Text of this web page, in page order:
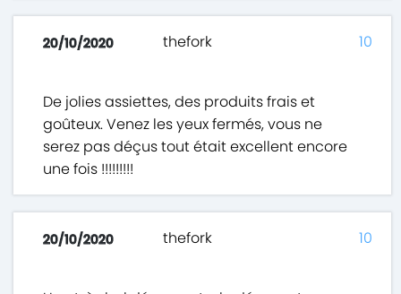
20/10/2020 thefork
De jolies assiettes, des produits frais et
goûteux. Venez les yeux fermés, vous ne
serez pas déçus tout était excellent encore
une fois !!!!!!!!!
10
20/10/2020 thefork 10